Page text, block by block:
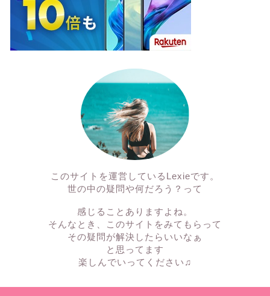
このサイトを運営しているLexieです。
世の中の疑問や何だろう？って
感じることありますよね。
そんなとき、このサイトをみてもらって
その疑問が解決したらいいなぁ
と思ってます
楽しんでいってください♫